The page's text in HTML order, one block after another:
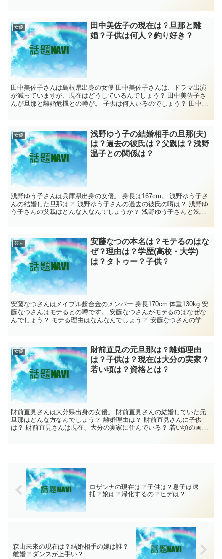
女優
田中美佐子の現在は？旦那と離
婚？子供は何人？釣り好き？
田中美佐子さんは島根県出身の女優 田中美佐子さんは、ドラマ出演
が減っていますが、現在はどうしているんでしょう？ 田中美佐子さ
んが旦那と離婚危機との噂が。 子供は何人いるのでしょう？ 田中美
女優
浅野ゆう子の結婚相手の旦那(夫)
は？過去の彼氏は？父親は？浅野
温子との関係は？
浅野ゆう子さんは兵庫県出身の女優。 身長は167cm。 浅野ゆう子さ
んの結婚した旦那は？ 浅野ゆう子さんの過去の彼氏の噂は？ 浅野ゆ
う子さんの父親はどんな人なんでしょうか？ 浅野ゆう子さんと浅野
芸人
安藤なつの本名は？モテるのはな
ぜ？理由は？学歴(高校・大学)
は？タトゥー？子供？
安藤なつさんはメイプル超合金のメンバー 身長170cm 体重130kg 安
藤なつさんはモテるとの噂です。 安藤なつさんがモテるのはなぜな
んでしょう？ モテる理由はなんなんでしょう？ 安藤なつさんの学歴
女優
財前直見の元旦那は？離婚理由
は？子供は？現在は大分の実家？
若い頃は？資格とは？
財前直見さんは大分県出身の女優。 財前直見さんの結婚していた元
旦那はどんな方なんでしょう？ 離婚理由は？ 財前直見さんに子供
は？ 財前直見さんは現在、大分の実家に住んでいる？ 若い頃の画像
ロザンナの現在は？子供は？息子は逮
捕？娘は？帰化するの？ヒデは？
森山未來の現在は？結婚相手の嫁は誰？
離婚？ダンスが上手い？